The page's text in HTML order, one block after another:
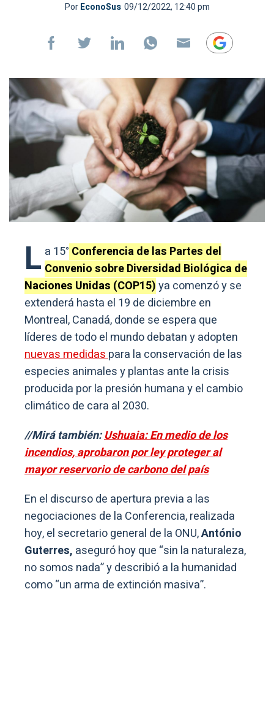
PorEconoSus 09/12/2022, 12:40 pm
L a 15° Conferencia de las Partes del
Convenio sobre Diversidad Biológica de
Naciones Unidas (COP15)ya comenzó y se
extenderá hasta el 19 de diciembre en
Montreal, Canadá, donde se espera que
líderes de todo el mundo debatan y adopten
nuevas medidaspara la conservación de las
especies animales y plantas ante la crisis
producida por la presión humana y el cambio
climático de cara al 2030.
//Mirá también:Ushuaia: En medio de los
incendios, aprobaron por ley proteger al
mayor reservorio de carbono del país
En el discurso de apertura previa a las
negociaciones de la Conferencia, realizada
hoy, el secretario general de la ONU,António
Guterres, aseguró hoy que “sin la naturaleza,
no somos nada” y describió a la humanidad
como “un arma de extinción masiva”.